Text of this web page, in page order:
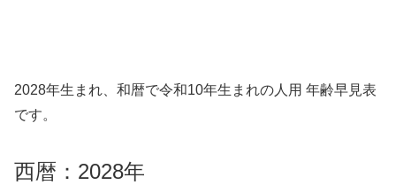
2028年生まれ、和暦で令和10年生まれの人用 年齢早見表
です。
西暦：2028年